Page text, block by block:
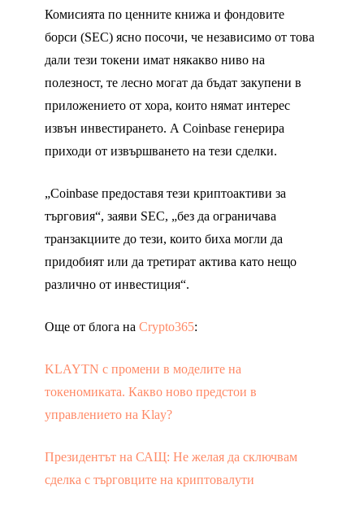
Комисията по ценните книжа и фондовите
борси (SEC) ясно посочи, че независимо от това
дали тези токени имат някакво ниво на
полезност, те лесно могат да бъдат закупени в
приложението от хора, които нямат интерес
извън инвестирането. А Coinbase генерира
приходи от извършването на тези сделки.
„Coinbase предоставя тези криптоактиви за
търговия“, заяви SEC, „без да ограничава
транзакциите до тези, които биха могли да
придобият или да третират актива като нещо
различно от инвестиция“.
Още от блога на Crypto365:
KLAYTN с промени в моделите на
токеномиката. Какво ново предстои в
управлението на Klay?
Президентът на САЩ: Не желая да сключвам
сделка с търговците на криптовалути